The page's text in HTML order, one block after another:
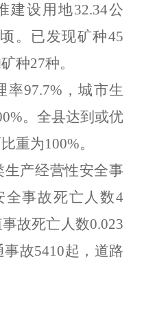
建设用地32.34公
。已发现矿种45
种27种。
率97.7% ，城市生
%。全县达到或优
重为100%。
产经营性安全事
全事故死亡人数4
故死亡人数0.023
事故5410起，道路